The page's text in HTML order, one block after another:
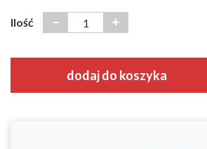
Ilość
dodaj do koszyka